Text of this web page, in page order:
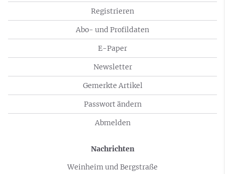
Registrieren
Abo- und Profildaten
E-Paper
Newsletter
Gemerkte Artikel
Passwort ändern
Abmelden
Nachrichten
Weinheim und Bergstraße